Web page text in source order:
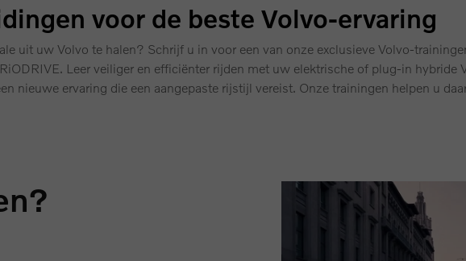
voor de beste Volvo-ervaring
uit uw Volvo te halen? Schrijf u in voor een van onze exclusieve Volvo-
Leer veiliger en efficiënter rijden met uw elektrische of plug-in hybride
nieuwe ervaring die een aangepaste rijstijl vereist. Onze trainingen helpen u